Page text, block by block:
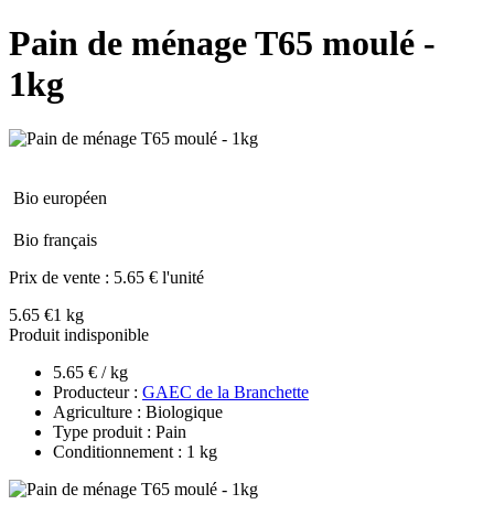
Pain de ménage T65 moulé -
1kg
Bio européen
Bio français
Prix de vente : 5.65 € l'unité
5.65 €1 kg
Produit indisponible
5.65 € / kg
Producteur : GAEC de la Branchette
Agriculture : Biologique
Type produit : Pain
Conditionnement : 1 kg